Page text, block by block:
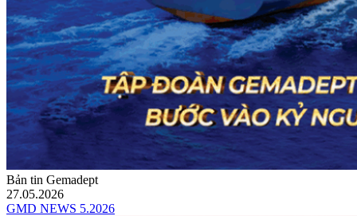
Bản tin Gemadept
27.05.2026
GMD NEWS 5.2026